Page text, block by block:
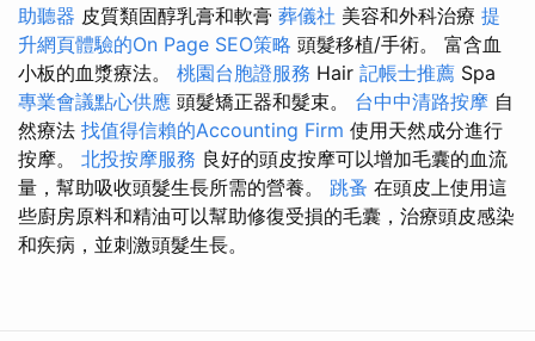
助聽器 皮質類固醇乳膏和軟膏 葬儀社 美容和外科治療 提
升網頁體驗的On Page SEO策略 頭髮移植/手術。 富含血
小板的血漿療法。 桃園台胞證服務 Hair 記帳士推薦 Spa
專業會議點心供應 頭髮矯正器和髮束。 台中中清路按摩 自
然療法 找值得信賴的Accounting Firm 使用天然成分進行
按摩。 北投按摩服務 良好的頭皮按摩可以增加毛囊的血流
量，幫助吸收頭髮生長所需的營養。 跳蚤 在頭皮上使用這
些廚房原料和精油可以幫助修復受損的毛囊，治療頭皮感染
和疾病，並刺激頭髮生長。